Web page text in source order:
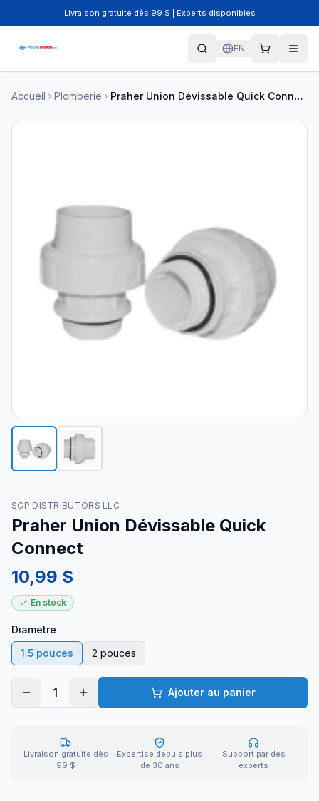
Livraison gratuite dès 99 $ | Experts disponibles
EN
Accueil Plomberie Praher Union Dévissable Quick Connect
SCP DISTRIBUTORS LLC
Praher Union Dévissable Quick
Connect
10,99 $
En stock
Diametre
1.5 pouces
2 pouces
1 Ajouter au panier
Livraison gratuite dès
99 $
Expertise depuis plus
de 30 ans
Support par des
experts